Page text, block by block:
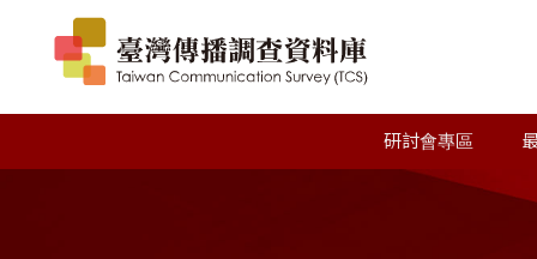
研討會專區